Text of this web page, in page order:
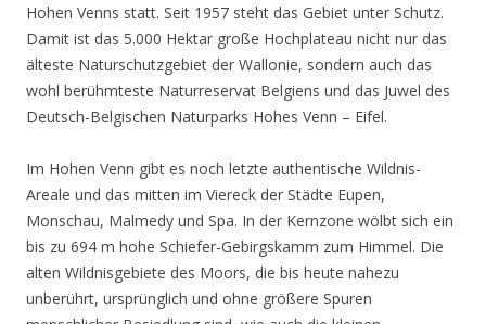
Hohen Venns statt. Seit 1957 steht das Gebiet unter Schutz.
Damit ist das 5.000 Hektar große Hochplateau nicht nur das
älteste Naturschutzgebiet der Wallonie, sondern auch das
wohl berühmteste Naturreservat Belgiens und das Juwel des
Deutsch-Belgischen Naturparks Hohes Venn – Eifel.
Im Hohen Venn gibt es noch letzte authentische Wildnis-
Areale und das mitten im Viereck der Städte Eupen,
Monschau, Malmedy und Spa. In der Kernzone wölbt sich ein
bis zu 694 m hohe Schiefer-Gebirgskamm zum Himmel. Die
alten Wildnisgebiete des Moors, die bis heute nahezu
unberührt, ursprünglich und ohne größere Spuren